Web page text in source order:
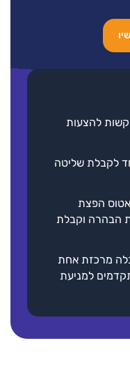
להצעות
לקבלת שליטה
הפצת
הבהרה וקבלת
מרכזת אחת
למניעת